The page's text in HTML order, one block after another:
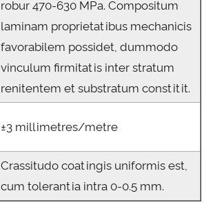
robur 470-630 MPa. Compositum
laminam proprietatibus mechanicis
favorabilem possidet, dummodo
vinculum firmitatis inter stratum
renitentem et substratum constitit.
±3 millimetres/metre
Crassitudo coatingis uniformis est,
cum tolerantia intra 0-0.5 mm.